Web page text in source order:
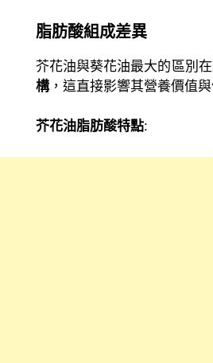
脂肪酸組成差異
芥花油與葵花油最大的區別
構，這直接影響其營養價值與
芥花油脂肪酸特點: